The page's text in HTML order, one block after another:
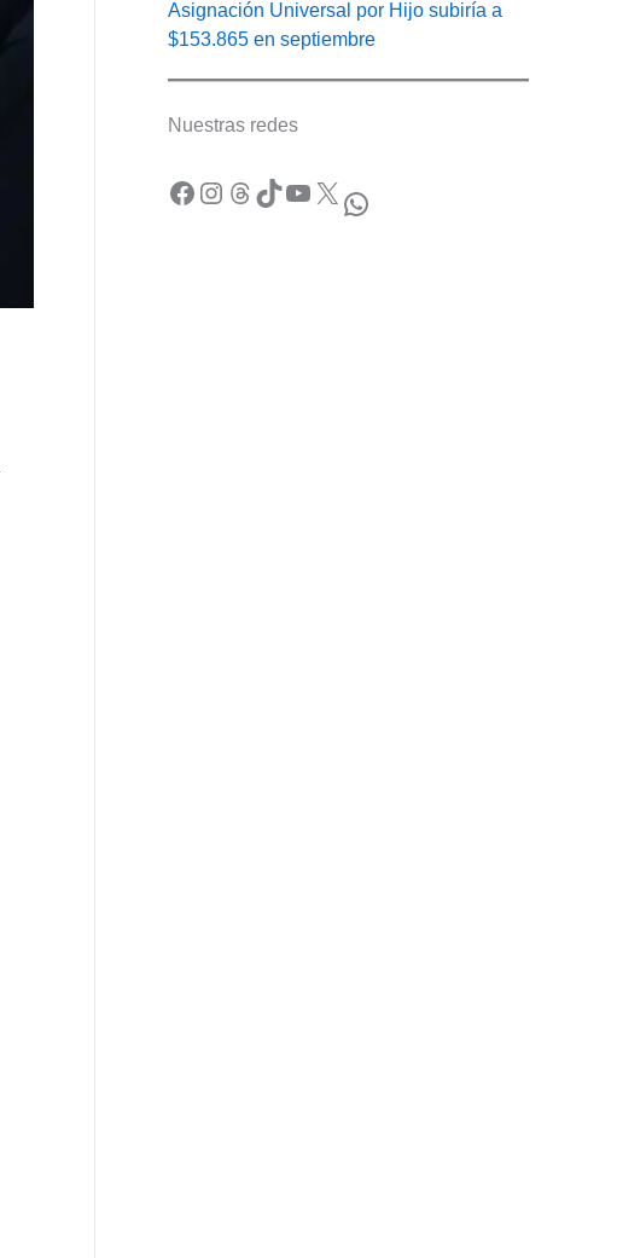
Asignación Universal por Hijo subiría a
$153.865 en septiembre
Nuestras redes
Facebook Instagram Threads TikTok YouTube X WhatsApp